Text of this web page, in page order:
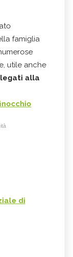
famiglia
utile anche
alla
di